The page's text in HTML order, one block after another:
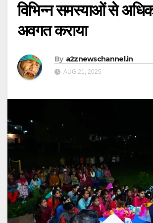
विभिन्न समस्याओं से
अवगत कराया
By a2znewschannel.in
AUG 21, 2025